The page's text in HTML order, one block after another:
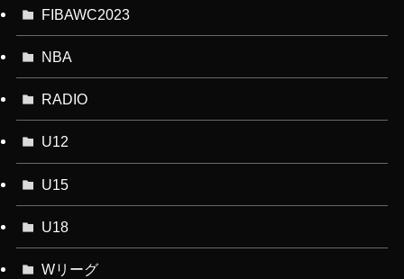
FIBAWC2023
NBA
RADIO
U12
U15
U18
Wリーグ